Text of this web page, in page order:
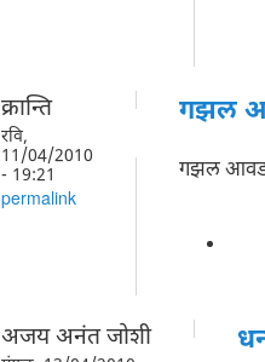
क्रान्ति
रवि,
11/04/2010
- 19:21
permalink
गझल
गझल
अजय अनंत जोशी